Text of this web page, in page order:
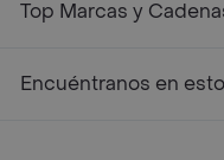
Top Marcas y
Encuéntranos en